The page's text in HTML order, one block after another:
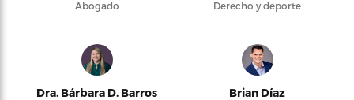
Abogado Derecho y deporte
Dra. Bárbara D. Barros Brian Díaz